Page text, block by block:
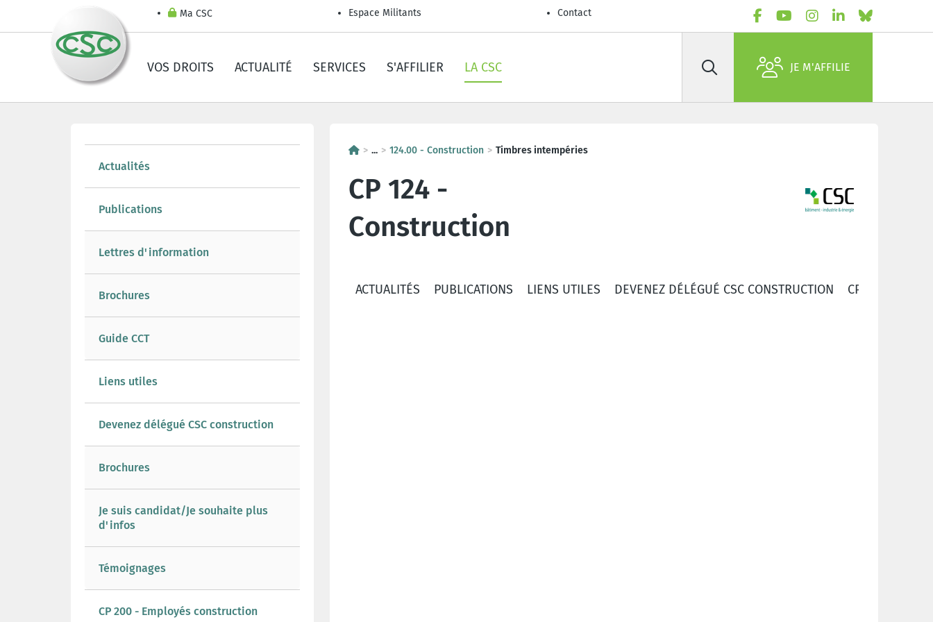
Ma CSC Espace Militants Contact
VOS DROITS ACTUALITÉ SERVICES S'AFFILIER LA CSC Rechercher JE M'AFFILIE
Actualités
Publications
Lettres d'information
Brochures
Guide CCT
Liens utiles
Devenez délégué CSC construction
Brochures
Je suis candidat/Je souhaite plus
d'infos
Témoignages
CP 200 - Employés construction
... 124.00 - Construction Timbres intempéries
CP 124 -
Construction
ACTUALITÉS PUBLICATIONS LIENS UTILES DEVENEZ DÉLÉGUÉ CSC CONSTRUCTION CP 200 -